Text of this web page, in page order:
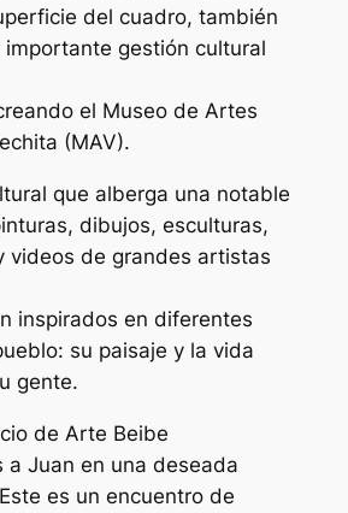
del cuadro, también
gestión cultural
el Museo de Artes
(MAV).
que alberga una notable
dibujos, esculturas,
videos de grandes artistas
inspirados en diferentes
su paisaje y la vida
gente.
de Arte Beibe
a Juan en una deseada
es un encuentro de